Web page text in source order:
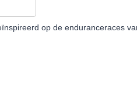
op de enduranceraces